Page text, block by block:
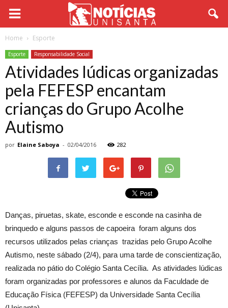
Home Esporte
Esporte Responsabilidade Social
Atividades lúdicas organizadas
pela FEFESP encantam
crianças do Grupo Acolhe
Autismo
por Elaine Saboya - 02/04/2016 282
Danças, piruetas, skate, esconde e esconde na casinha de
brinquedo e alguns passos de capoeira foram alguns dos
recursos utilizados pelas crianças trazidas pelo Grupo Acolhe
Autismo, neste sábado (2/4), para uma tarde de conscientização,
realizada no pátio do Colégio Santa Cecília. As atividades lúdicas
foram organizadas por professores e alunos da Faculdade de
Educação Física (FEFESP) da Universidade Santa Cecília